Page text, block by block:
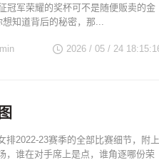
冠军荣耀的奖杯可不是随便贩卖的金
想知道背后的秘密，那...
2026 / 05 / 24
排2022-23赛季的全部比赛细节，附上
，谁在对手席上是点，谁角逐哪份荣